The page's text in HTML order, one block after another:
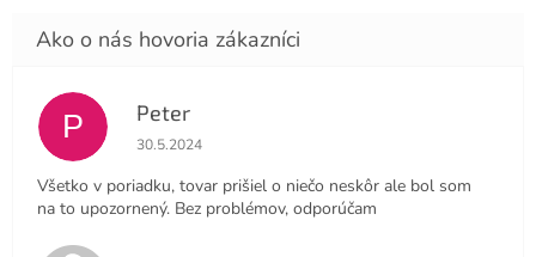
P Peter
Hodnotenie obchodu je 4 z 5 hviezdičiek.
30.5.2024
Všetko v poriadku, tovar prišiel o niečo neskôr ale bol som
na to upozornený. Bez problémov, odporúčam